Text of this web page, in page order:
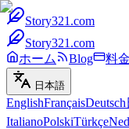
Story321.com
Story321.com
ホーム
Blog 料金
日本語
EnglishFrançaisDeutsch
ItalianoPolskiTürkçe